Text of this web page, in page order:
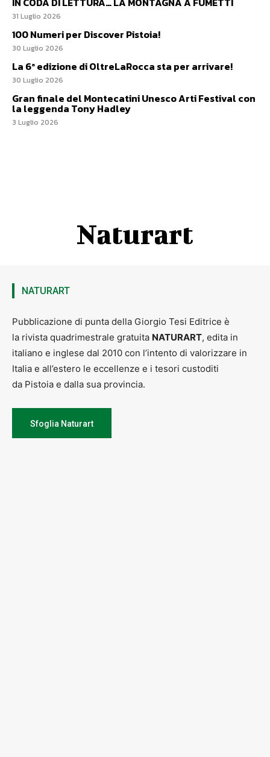
31 Luglio 2026
100 Numeri per Discover Pistoia!
30 Luglio 2026
La 6ª edizione di OltreLaRocca sta per arrivare!
30 Luglio 2026
Gran finale del Montecatini Unesco Arti Festival con
la leggenda Tony Hadley
3 Luglio 2026
Naturart
NATURART
Pubblicazione di punta della Giorgio Tesi Editrice è
la rivista quadrimestrale gratuita NATURART, edita in
italiano e inglese dal 2010 con l’intento di valorizzare in
Italia e all’estero le eccellenze e i tesori custoditi
da Pistoia e dalla sua provincia.
Sfoglia Naturart